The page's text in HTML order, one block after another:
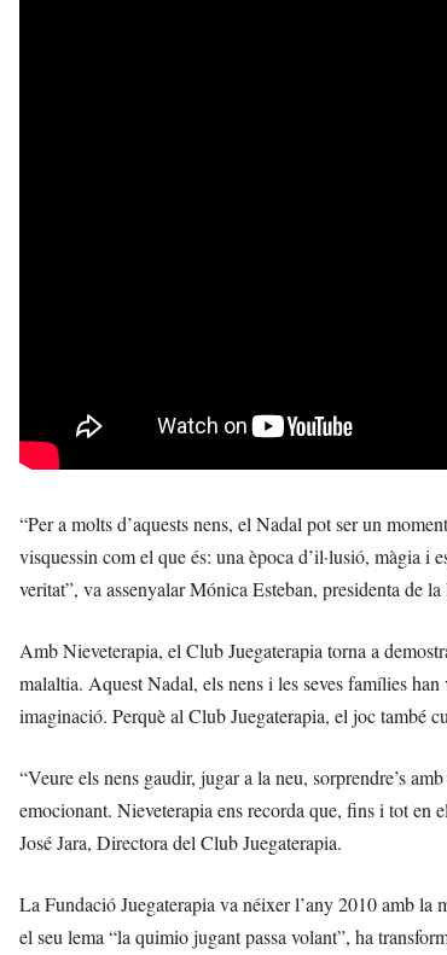
“Per a molts d’aquests nens, el Nadal pot ser un
visquessin com el que és: una època d’il·lusió, màgia
veritat”, va assenyalar Mónica Esteban, presidenta de
Amb Nieveterapia, el Club Juegaterapia torna a
malaltia. Aquest Nadal, els nens i les seves famílies
imaginació. Perquè al Club Juegaterapia, el joc també
“Veure els nens gaudir, jugar a la neu, sorprendre’s
emocionant. Nieveterapia ens recorda que, fins i tot
José Jara, Directora del Club Juegaterapia.
La Fundació Juegaterapia va néixer l’any 2010 amb
el seu lema “la quimio jugant passa volant”, ha